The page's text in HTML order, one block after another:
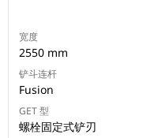
宽度
2550 mm
铲斗连杆
Fusion
GET 型
螺栓固定式铲刃